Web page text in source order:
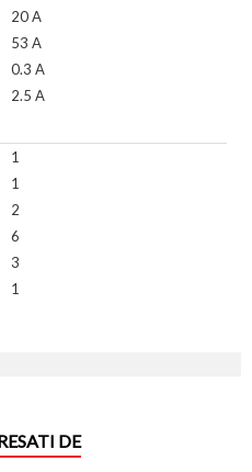
20 A
53 A
0.3 A
2.5 A
1
1
2
6
3
1
DE